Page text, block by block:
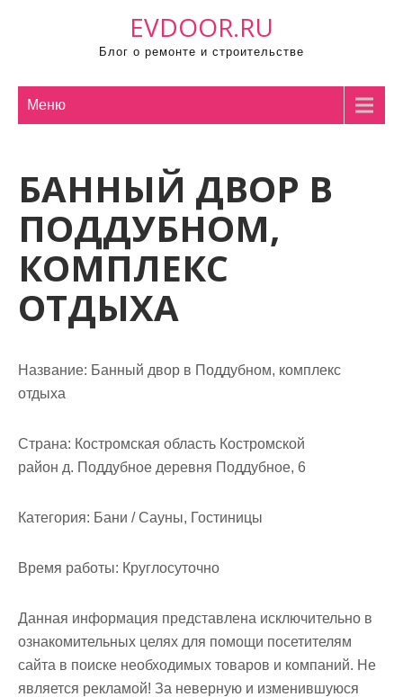
EVDOOR.RU
Блог о ремонте и строительстве
Меню
БАННЫЙ ДВОР В
ПОДДУБНОМ,
КОМПЛЕКС
ОТДЫХА
Название: Банный двор в Поддубном, комплекс
отдыха
Страна: Костромская область Костромской
район д. Поддубное деревня Поддубное, 6
Категория: Бани / Сауны, Гостиницы
Время работы: Круглосуточно
Данная информация представлена исключительно в
ознакомительных целях для помощи посетителям
сайта в поиске необходимых товаров и компаний. Не
является рекламой! За неверную и изменившуюся